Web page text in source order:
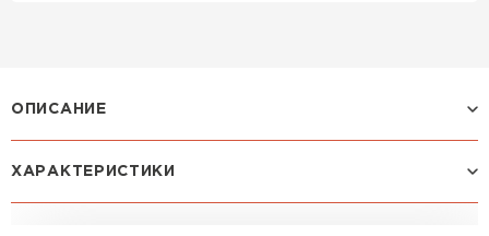
ОПИСАНИЕ
ХАРАКТЕРИСТИКИ